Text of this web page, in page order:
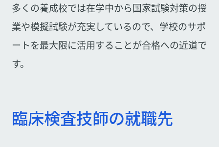
多くの養成校では在学中から国家試験対策の授
業や模擬試験が充実しているので、学校のサポ
ートを最大限に活用することが合格への近道で
す。
臨床検査技師の就職先